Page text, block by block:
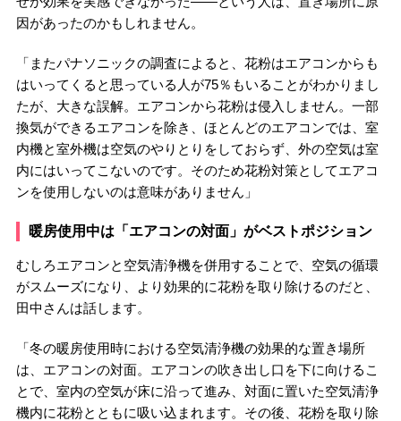
因があったのかもしれません。
「またパナソニックの調査によると、花粉はエアコンからも
はいってくると思っている人が75％もいることがわかりまし
たが、大きな誤解。エアコンから花粉は侵入しません。一部
換気ができるエアコンを除き、ほとんどのエアコンでは、室
内機と室外機は空気のやりとりをしておらず、外の空気は室
内にはいってこないのです。そのため花粉対策としてエアコ
ンを使用しないのは意味がありません」
暖房使用中は「エアコンの対面」がベストポジション
むしろエアコンと空気清浄機を併用することで、空気の循環
がスムーズになり、より効果的に花粉を取り除けるのだと、
田中さんは話します。
「冬の暖房使用時における空気清浄機の効果的な置き場所
は、エアコンの対面。エアコンの吹き出し口を下に向けるこ
とで、室内の空気が床に沿って進み、対面に置いた空気清浄
機内に花粉とともに吸い込まれます。その後、花粉を取り除